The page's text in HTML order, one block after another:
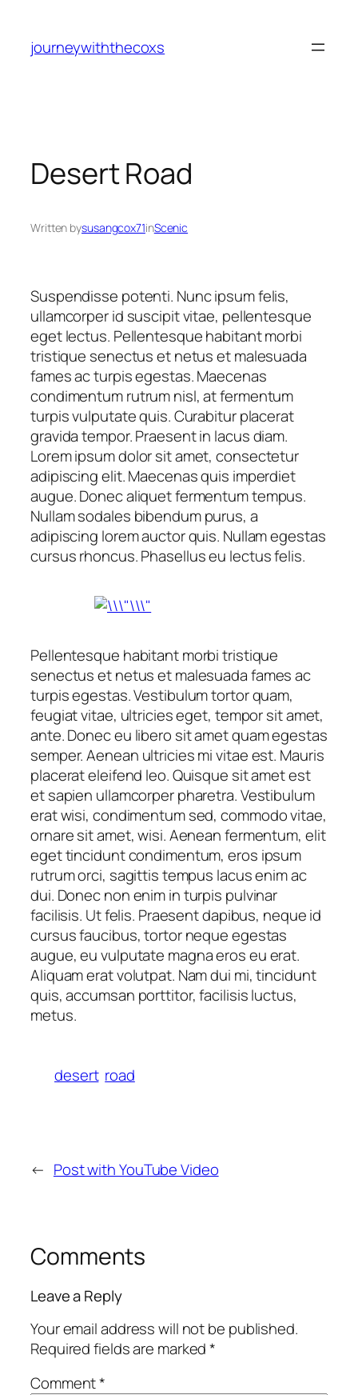
journeywiththecoxs
Desert Road
Written bysusangcox71inScenic
Suspendisse potenti. Nunc ipsum felis,
ullamcorper id suscipit vitae, pellentesque
eget lectus. Pellentesque habitant morbi
tristique senectus et netus et malesuada
fames ac turpis egestas. Maecenas
condimentum rutrum nisl, at fermentum
turpis vulputate quis. Curabitur placerat
gravida tempor. Praesent in lacus diam.
Lorem ipsum dolor sit amet, consectetur
adipiscing elit. Maecenas quis imperdiet
augue. Donec aliquet fermentum tempus.
Nullam sodales bibendum purus, a
adipiscing lorem auctor quis. Nullam egestas
cursus rhoncus. Phasellus eu lectus felis.
Pellentesque habitant morbi tristique
senectus et netus et malesuada fames ac
turpis egestas. Vestibulum tortor quam,
feugiat vitae, ultricies eget, tempor sit amet,
ante. Donec eu libero sit amet quam egestas
semper. Aenean ultricies mi vitae est. Mauris
placerat eleifend leo. Quisque sit amet est
et sapien ullamcorper pharetra. Vestibulum
erat wisi, condimentum sed, commodo vitae,
ornare sit amet, wisi. Aenean fermentum, elit
eget tincidunt condimentum, eros ipsum
rutrum orci, sagittis tempus lacus enim ac
dui. Donec non enim in turpis pulvinar
facilisis. Ut felis. Praesent dapibus, neque id
cursus faucibus, tortor neque egestas
augue, eu vulputate magna eros eu erat.
Aliquam erat volutpat. Nam dui mi, tincidunt
quis, accumsan porttitor, facilisis luctus,
metus.
desert road
← Post with YouTube Video
Comments
Leave a Reply
Your email address will not be published.
Required fields are marked*
Comment*